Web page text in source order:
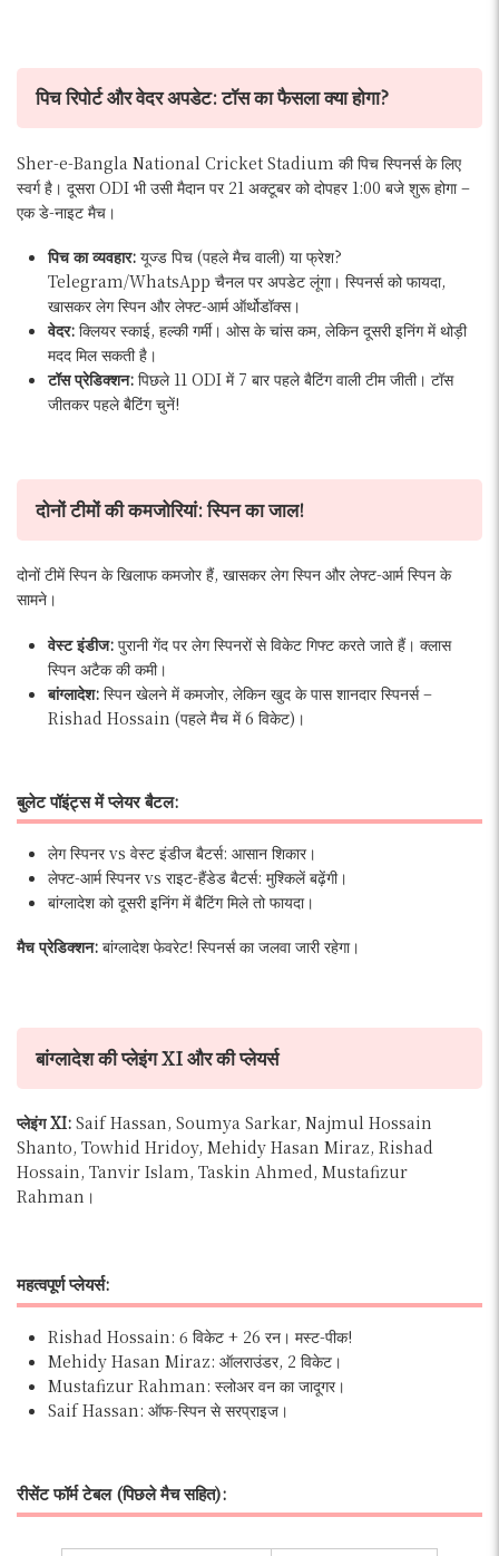
पिच रिपोर्ट और वेदर अपडेट: टॉस का फैसला क्या होगा?
Sher-e-Bangla National Cricket Stadium की पिच स्पिनर्स के लिए
स्वर्ग है। दूसरा ODI भी उसी मैदान पर 21 अक्टूबर को दोपहर 1:00 बजे शुरू होगा –
एक डे-नाइट मैच।
पिच का व्यवहार: यूज्ड पिच (पहले मैच वाली) या फ्रेश?
Telegram/WhatsApp चैनल पर अपडेट लूंगा। स्पिनर्स को फायदा,
खासकर लेग स्पिन और लेफ्ट-आर्म ऑर्थोडॉक्स।
वेदर: क्लियर स्काई, हल्की गर्मी। ओस के चांस कम, लेकिन दूसरी इनिंग में थोड़ी
मदद मिल सकती है।
टॉस प्रेडिक्शन: पिछले 11 ODI में 7 बार पहले बैटिंग वाली टीम जीती। टॉस
जीतकर पहले बैटिंग चुनें!
दोनों टीमों की कमजोरियां: स्पिन का जाल!
दोनों टीमें स्पिन के खिलाफ कमजोर हैं, खासकर लेग स्पिन और लेफ्ट-आर्म स्पिन के
सामने।
वेस्ट इंडीज: पुरानी गेंद पर लेग स्पिनरों से विकेट गिफ्ट करते जाते हैं। क्लास
स्पिन अटैक की कमी।
बांग्लादेश: स्पिन खेलने में कमजोर, लेकिन खुद के पास शानदार स्पिनर्स –
Rishad Hossain (पहले मैच में 6 विकेट)।
बुलेट पॉइंट्स में प्लेयर बैटल:
लेग स्पिनर vs वेस्ट इंडीज बैटर्स: आसान शिकार।
लेफ्ट-आर्म स्पिनर vs राइट-हैंडेड बैटर्स: मुश्किलें बढ़ेंगी।
बांग्लादेश को दूसरी इनिंग में बैटिंग मिले तो फायदा।
मैच प्रेडिक्शन: बांग्लादेश फेवरेट! स्पिनर्स का जलवा जारी रहेगा।
बांग्लादेश की प्लेइंग XI और की प्लेयर्स
प्लेइंग XI: Saif Hassan, Soumya Sarkar, Najmul Hossain
Shanto, Towhid Hridoy, Mehidy Hasan Miraz, Rishad
Hossain, Tanvir Islam, Taskin Ahmed, Mustafizur
Rahman।
महत्वपूर्ण प्लेयर्स:
Rishad Hossain: 6 विकेट + 26 रन। मस्ट-पीक!
Mehidy Hasan Miraz: ऑलराउंडर, 2 विकेट।
Mustafizur Rahman: स्लोअर वन का जादूगर।
Saif Hassan: ऑफ-स्पिन से सरप्राइज।
रीसेंट फॉर्म टेबल (पिछले मैच सहित):